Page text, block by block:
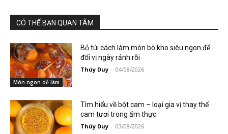
CÓ THỂ BẠN QUAN TÂM
Món ngon dễ làm
Bỏ túi cách làm món bò kho siêu ngon để
đổi vị ngày rảnh rỗi
Thúy Duy - 04/08/2026
Tìm hiểu về bột cam – loại gia vị thay thế
cam tươi trong ẩm thực
Thúy Duy - 03/08/2026